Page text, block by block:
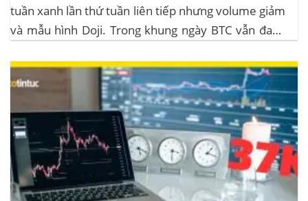
tuần xanh lần thứ tuần liên tiếp nhưng volume giảm
và mẫu hình Doji. Trong khung ngày BTC vẫn đang
triệu đô Stablecoin bị rút khỏi các sàn giao dịch...